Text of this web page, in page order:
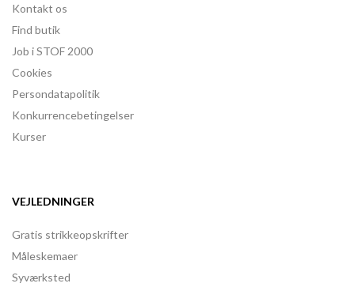
Kontakt os
Find butik
Job i STOF 2000
Cookies
Persondatapolitik
Konkurrencebetingelser
Kurser
VEJLEDNINGER
Gratis strikkeopskrifter
Måleskemaer
Syværksted